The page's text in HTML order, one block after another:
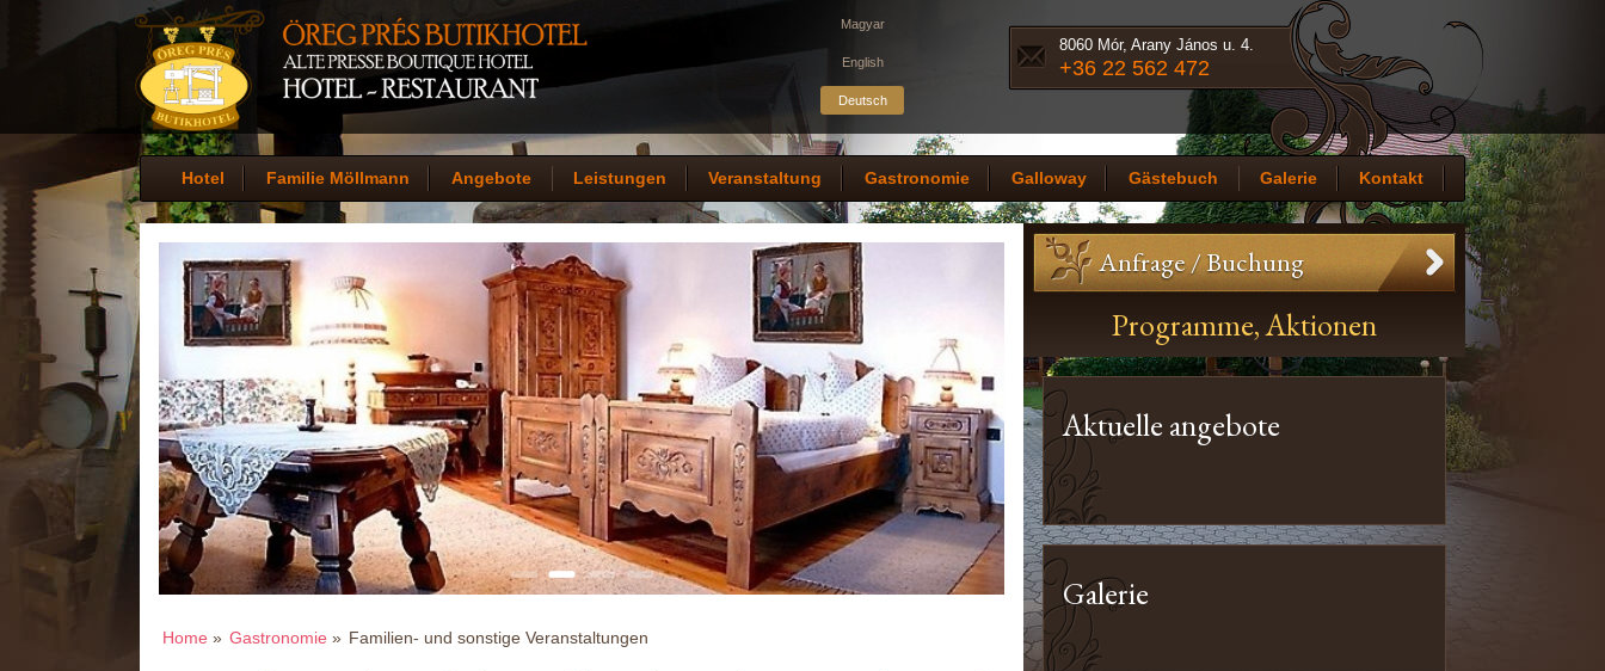
Magyar
English
Deutsch
8060 Mór, Arany János u. 4.
+36 22 562 472
Hotel Familie Möllmann Angebote Leistungen Veranstaltung Gastronomie Galloway Gästebuch Galerie Kontakt
Home » Gastronomie » Familien- und sonstige Veranstaltungen
Anfrage / Buchung
Programme, Aktionen
Aktuelle angebote
Galerie